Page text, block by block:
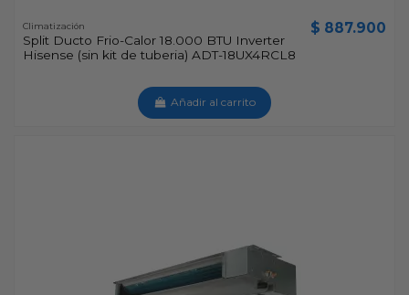
Climatización
Split Ducto Frio-Calor 18.000 BTU Inverter
Hisense (sin kit de tuberia) ADT-18UX4RCL8
$ 887.900
Añadir al carrito